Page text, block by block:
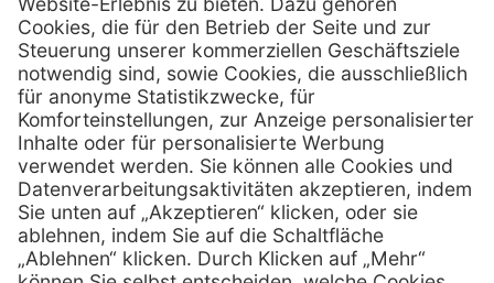
PxD Praxis-Discount GmbH
Hans-Wunderlich-Straße 7
D-49078 Osnabrück
Telefon: 0800 - 600 66 30
Telefon:0800 - 07 01 96
E-Mail:info @ praxis-discount.de
Services Hilfe